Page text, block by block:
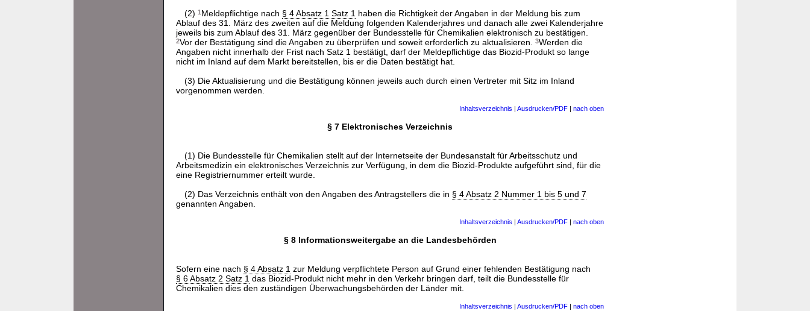
(2) 1Meldepflichtige nach § 4 Absatz 1 Satz 1 haben die Richtigkeit der Angaben in der Meldung bis zum
Ablauf des 31. März des zweiten auf die Meldung folgenden Kalenderjahres und danach alle zwei Kalenderjahre
jeweils bis zum Ablauf des 31. März gegenüber der Bundesstelle für Chemikalien elektronisch zu bestätigen.
2Vor der Bestätigung sind die Angaben zu überprüfen und soweit erforderlich zu aktualisieren. 3Werden die
Angaben nicht innerhalb der Frist nach Satz 1 bestätigt, darf der Meldepflichtige das Biozid-Produkt so lange
nicht im Inland auf dem Markt bereitstellen, bis er die Daten bestätigt hat.
(3) Die Aktualisierung und die Bestätigung können jeweils auch durch einen Vertreter mit Sitz im Inland
vorgenommen werden.
Inhaltsverzeichnis Ausdrucken/PDF nach oben
§ 7 Elektronisches Verzeichnis
(1) Die Bundesstelle für Chemikalien stellt auf der Internetseite der Bundesanstalt für Arbeitsschutz und
Arbeitsmedizin ein elektronisches Verzeichnis zur Verfügung, in dem die Biozid-Produkte aufgeführt sind, für die
eine Registriernummer erteilt wurde.
(2) Das Verzeichnis enthält von den Angaben des Antragstellers die in § 4 Absatz 2 Nummer 1 bis 5 und 7
genannten Angaben.
Inhaltsverzeichnis Ausdrucken/PDF nach oben
§ 8 Informationsweitergabe an die Landesbehörden
Sofern eine nach § 4 Absatz 1 zur Meldung verpflichtete Person auf Grund einer fehlenden Bestätigung nach
§ 6 Absatz 2 Satz 1 das Biozid-Produkt nicht mehr in den Verkehr bringen darf, teilt die Bundesstelle für
Chemikalien dies den zuständigen Überwachungsbehörden der Länder mit.
Inhaltsverzeichnis Ausdrucken/PDF nach oben